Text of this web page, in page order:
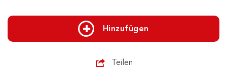
Hinzufügen
Teilen